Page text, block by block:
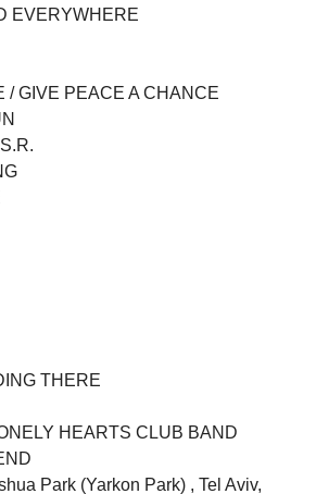
EVERYWHERE
/ GIVE PEACE A CHANCE
THERE
HEARTS CLUB BAND
Park (Yarkon Park) , Tel Aviv,